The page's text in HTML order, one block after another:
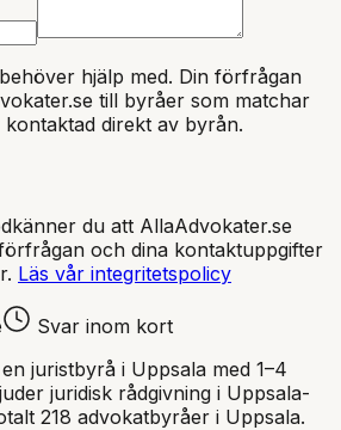
hjälp med. Din förfrågan
till byråer som matchar
direkt av byrån.
du att AllaAdvokater.se
och dina kontaktuppgifter
Läs vår integritetspolicy
Svar inom kort
juristbyrå i Uppsala med 1–4
juridisk rådgivning i Uppsala-
218 advokatbyråer i Uppsala.